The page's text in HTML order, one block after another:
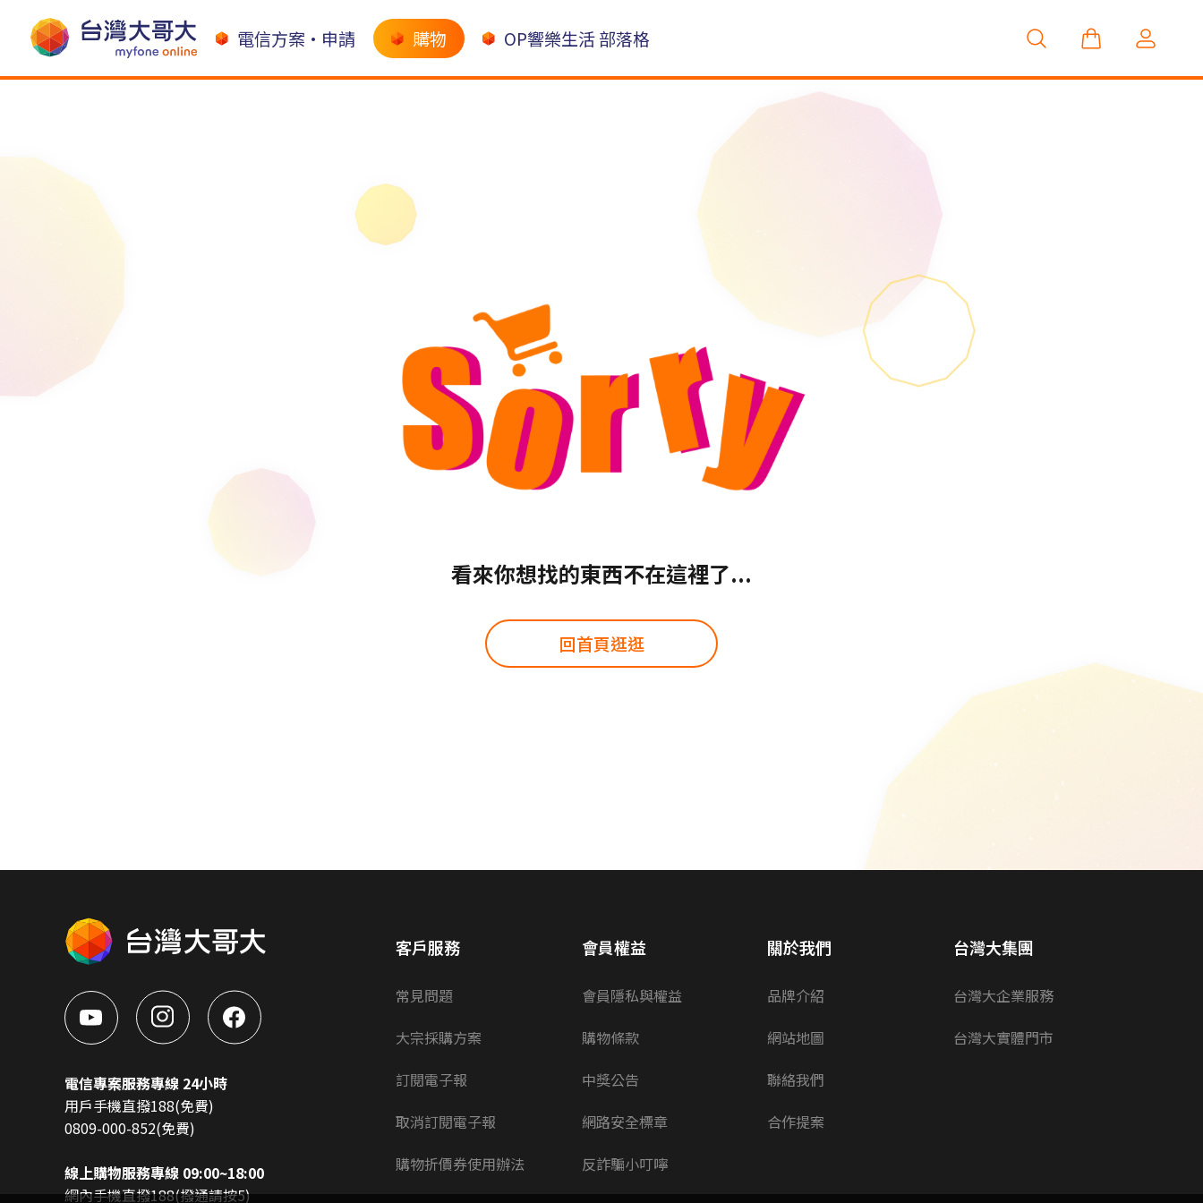
電信方案•申請 購物 OP響樂生活 部落格
看來你想找的東西不在這裡了...
回首頁逛逛
電信專案服務專線 24小時
用戶手機直撥188(免費)
0809-000-852(免費)
線上購物服務專線 09:00~18:00
網內手機直撥188(撥通請按5)
客戶服務
常見問題
大宗採購方案
訂閱電子報
取消訂閱電子報
購物折價券使用辦法
會員權益
會員隱私與權益
購物條款
中獎公告
網路安全標章
反詐騙小叮嚀
關於我們
品牌介紹
網站地圖
聯絡我們
合作提案
台灣大集團
台灣大企業服務
台灣大實體門市